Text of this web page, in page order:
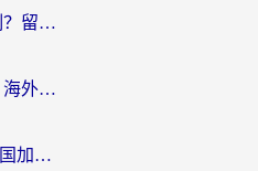
酷狗在海外用怎么版权限制？留学生亲测：3步解决听国内音乐难题
国外用微信加速器的方法：海外党无缝连接国内生活的实用指南
国外看芒果tv总卡？选对回国加速器，轻松追《浪姐》不费劲